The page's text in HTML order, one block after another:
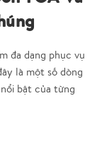
đa dạng phục vụ
là một số dòng
bật của từng